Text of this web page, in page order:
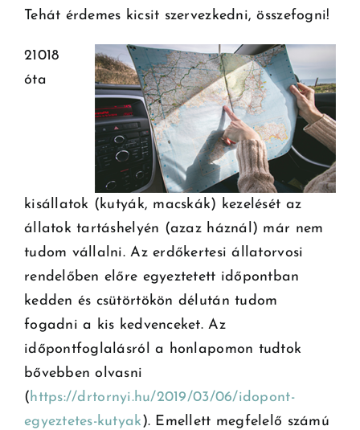
Tehát érdemes kicsit szervezkedni, összefogni!
21018
óta
kisállatok (kutyák, macskák) kezelését az
állatok tartáshelyén (azaz háznál) már nem
tudom vállalni. Az erdőkertesi állatorvosi
rendelőben előre egyeztetett időpontban
kedden és csütörtökön délután tudom
fogadni a kis kedvenceket. Az
időpontfoglalásról a honlapomon tudtok
bővebben olvasni
( https://drtornyi.hu/2019/03/06/idopont-
egyeztetes-kutyak ). Emellett megfelelő számú